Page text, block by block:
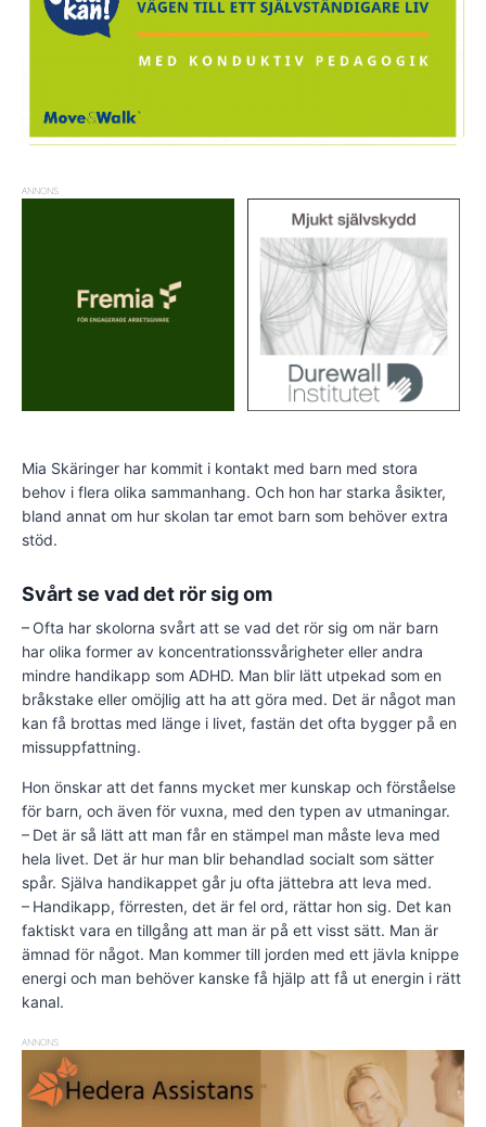
ANNONS
Mia Skäringer har kommit i kontakt med barn med stora
behov i flera olika sammanhang. Och hon har starka åsikter,
bland annat om hur skolan tar emot barn som behöver extra
stöd.
Svårt se vad det rör sig om
– Ofta har skolorna svårt att se vad det rör sig om när barn
har olika former av koncentrationssvårigheter eller andra
mindre handikapp som ADHD. Man blir lätt utpekad som en
bråkstake eller omöjlig att ha att göra med. Det är något man
kan få brottas med länge i livet, fastän det ofta bygger på en
missuppfattning.
Hon önskar att det fanns mycket mer kunskap och förståelse
för barn, och även för vuxna, med den typen av utmaningar.
– Det är så lätt att man får en stämpel man måste leva med
hela livet. Det är hur man blir behandlad socialt som sätter
spår. Själva handikappet går ju ofta jättebra att leva med.
– Handikapp, förresten, det är fel ord, rättar hon sig. Det kan
faktiskt vara en tillgång att man är på ett visst sätt. Man är
ämnad för något. Man kommer till jorden med ett jävla knippe
energi och man behöver kanske få hjälp att få ut energin i rätt
kanal.
ANNONS